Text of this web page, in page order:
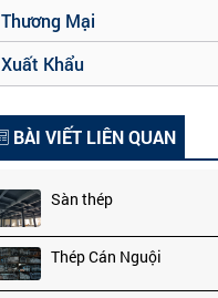
Thương Mại
Xuất Khẩu
BÀI VIẾT LIÊN QUAN
Sàn thép
Thép Cán Nguội